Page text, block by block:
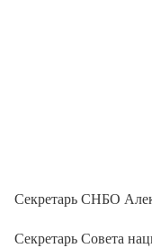
Секретарь СНБО
Секретарь Совета